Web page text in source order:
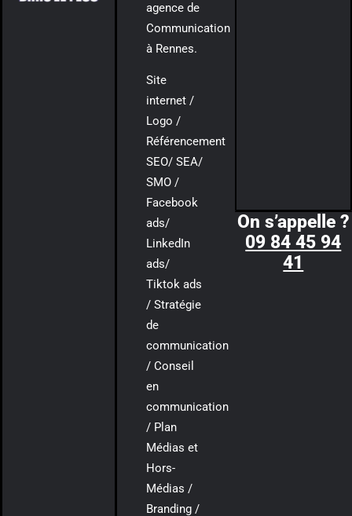
agence de
Communication
à Rennes.
Site
internet /
Logo /
Référencement
SEO/ SEA/
SMO /
Facebook
ads/
LinkedIn
ads/
Tiktok ads
/ Stratégie
de
communication
/ Conseil
en
communication
/ Plan
Médias et
Hors-
Médias /
Branding /
On s’appelle ?
09 84 45 94
41